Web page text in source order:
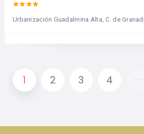
Urbanización Guadalmina Alta, C. de
1 2 3 4